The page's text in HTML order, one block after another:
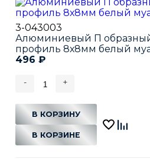
3-043003
Алюминиевый П
профиль 8х8мм белый
496 ₽
- +
В КОРЗИНУ
В КОРЗИНЕ